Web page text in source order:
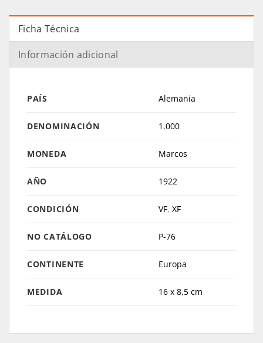
Ficha Técnica
Información adicional
PAÍS Alemania
DENOMINACIÓN 1.000
MONEDA Marcos
AÑO 1922
CONDICIÓN VF,XF
NO CATÁLOGO P-76
CONTINENTE Europa
MEDIDA 16 x 8,5 cm